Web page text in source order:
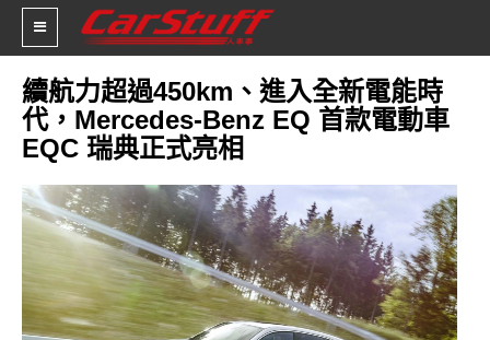
新車價格
車市新聞
賽車新聞
汽車改裝
輪胎特區
續航力超過450km、進入全新電能時
代，Mercedes-Benz EQ 首款電動車
EQC 瑞典正式亮相